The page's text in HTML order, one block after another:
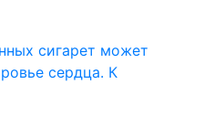
сигарет может
сердца. К